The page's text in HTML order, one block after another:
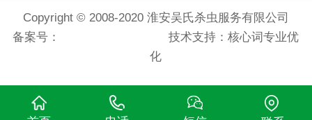
Copyright © 2008-2020 淮安吴氏杀虫服务有限公司
备案号：
技术支持：核心词专业优
化